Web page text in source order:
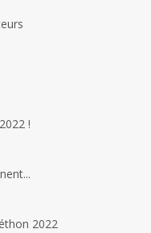
!
2022